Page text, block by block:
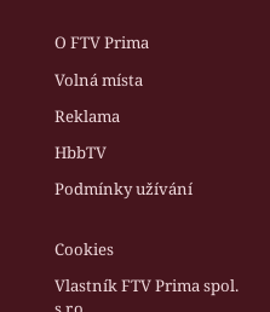
O FTV Prima
Volná místa
Reklama
HbbTV
Podmínky užívání
Cookies
Vlastník FTV Prima spol.